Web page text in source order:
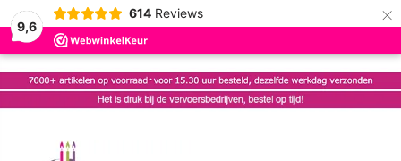
9,6
614 Reviews ×